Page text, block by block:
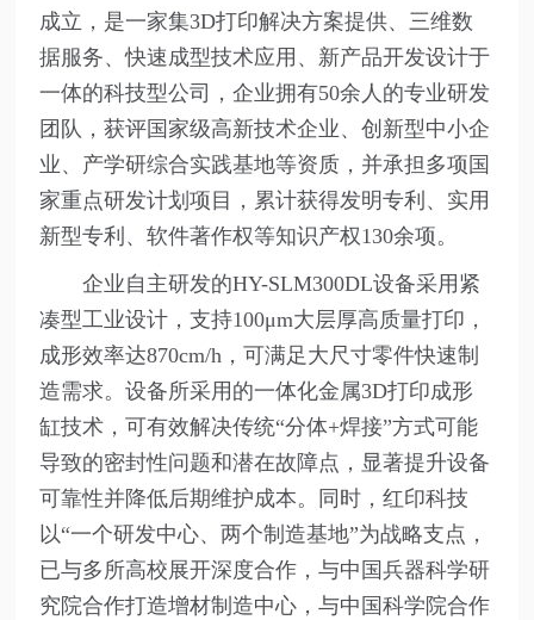
成立，是一家集3D打印解决方案提供、三维数
据服务、快速成型技术应用、新产品开发设计于
一体的科技型公司，企业拥有50余人的专业研发
团队，获评国家级高新技术企业、创新型中小企
业、产学研综合实践基地等资质，并承担多项国
家重点研发计划项目，累计获得发明专利、实用
新型专利、软件著作权等知识产权130余项。
企业自主研发的HY-SLM300DL设备采用紧
凑型工业设计，支持100μm大层厚高质量打印，
成形效率达870cm/h，可满足大尺寸零件快速制
造需求。设备所采用的一体化金属3D打印成形
缸技术，可有效解决传统“分体+焊接”方式可能
导致的密封性问题和潜在故障点，显著提升设备
可靠性并降低后期维护成本。同时，红印科技
以“一个研发中心、两个制造基地”为战略支点，
已与多所高校展开深度合作，与中国兵器科学研
究院合作打造增材制造中心，与中国科学院合作